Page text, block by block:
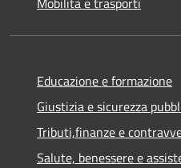
Educazione e formazione
Giustizia e sicurezza
Tributi,finanze e
Salute, benessere e